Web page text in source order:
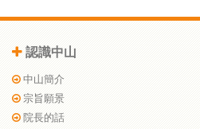
認識中山
中山簡介
宗旨願景
院長的話